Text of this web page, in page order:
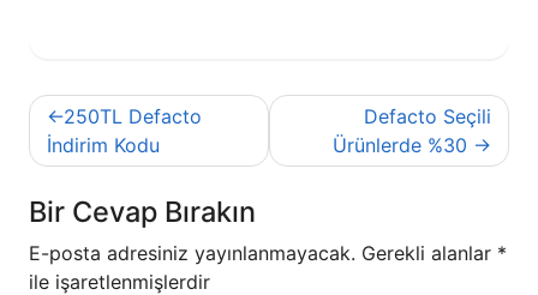
Yazı
gezinmesi
250TL Defacto
İndirim Kodu
Defacto Seçili
Ürünlerde %30
Bir Cevap Bırakın
E-posta adresiniz yayınlanmayacak. Gerekli alanlar *
ile işaretlenmişlerdir